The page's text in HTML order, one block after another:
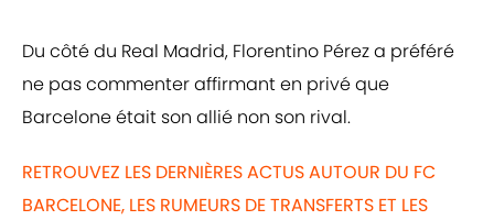
Du côté du Real Madrid, Florentino Pérez a préféré
ne pas commenter affirmant en privé que
Barcelone était son allié non son rival.
RETROUVEZ LES DERNIÈRES ACTUS AUTOUR DU FC
BARCELONE, LES RUMEURS DE TRANSFERTS ET LES